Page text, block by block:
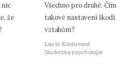
nic
že
Všechno pro druhé. Čím
takové nastavení škodí
vztahům?
Lucie Kosturová
Studentka psychologie